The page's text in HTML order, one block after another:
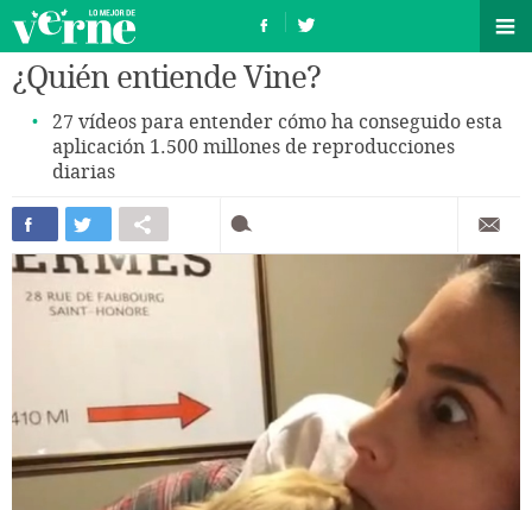
¿Quién entiende Vine?
27 vídeos para entender cómo ha conseguido esta
aplicación 1.500 millones de reproducciones
diarias